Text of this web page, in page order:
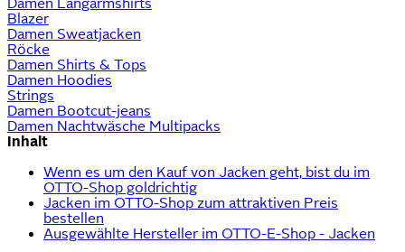
Blazer
Damen Sweatjacken
Röcke
Damen Shirts & Tops
Damen Hoodies
Strings
Damen Bootcut-jeans
Damen Nachtwäsche Multipacks
Inhalt
Wenn es um den Kauf von Jacken geht, bist du im
OTTO-Shop goldrichtig
Jacken im OTTO-Shop zum attraktiven Preis
bestellen
Ausgewählte Hersteller im OTTO-E-Shop - Jacken